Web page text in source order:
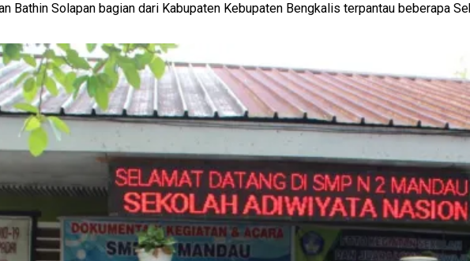
Bathin Solapan bagian dari Kabupaten Kebupaten Bengkalis terpantau beberapa